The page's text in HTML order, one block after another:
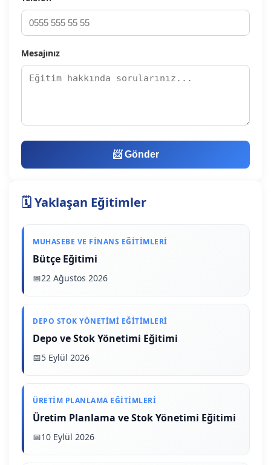
Mesajınız
📨 Gönder
🗓️ Yaklaşan Eğitimler
MUHASEBE VE FINANS EĞITIMLERI
Bütçe Eğitimi
22 Ağustos 2026
DEPO STOK YÖNETIMI EĞITIMLERI
Depo ve Stok Yönetimi Eğitimi
5 Eylül 2026
ÜRETIM PLANLAMA EĞITIMLERI
Üretim Planlama ve Stok Yönetimi Eğitimi
10 Eylül 2026